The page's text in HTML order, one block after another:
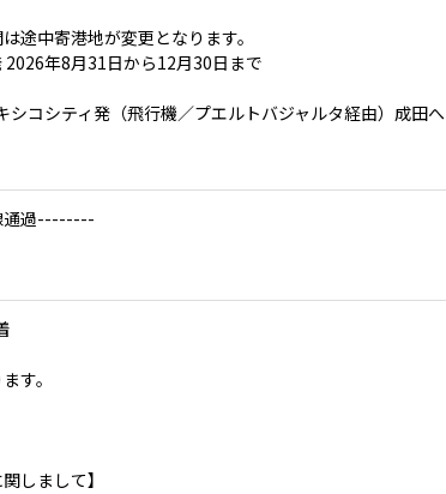
途中寄港地が変更となります。
2026年8月31日から12月30日まで
コシティ発（飛行機／プエルトバジャルタ経由）成田へ
通過--------
す。
しまして】